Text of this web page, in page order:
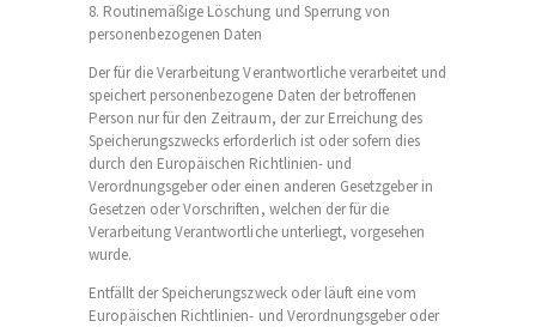
8. Routinemäßige Löschung und Sperrung von
personenbezogenen Daten
Der für die Verarbeitung Verantwortliche verarbeitet und
speichert personenbezogene Daten der betroffenen
Person nur für den Zeitraum, der zur Erreichung des
Speicherungszwecks erforderlich ist oder sofern dies
durch den Europäischen Richtlinien- und
Verordnungsgeber oder einen anderen Gesetzgeber in
Gesetzen oder Vorschriften, welchen der für die
Verarbeitung Verantwortliche unterliegt, vorgesehen
wurde.
Entfällt der Speicherungszweck oder läuft eine vom
Europäischen Richtlinien- und Verordnungsgeber oder